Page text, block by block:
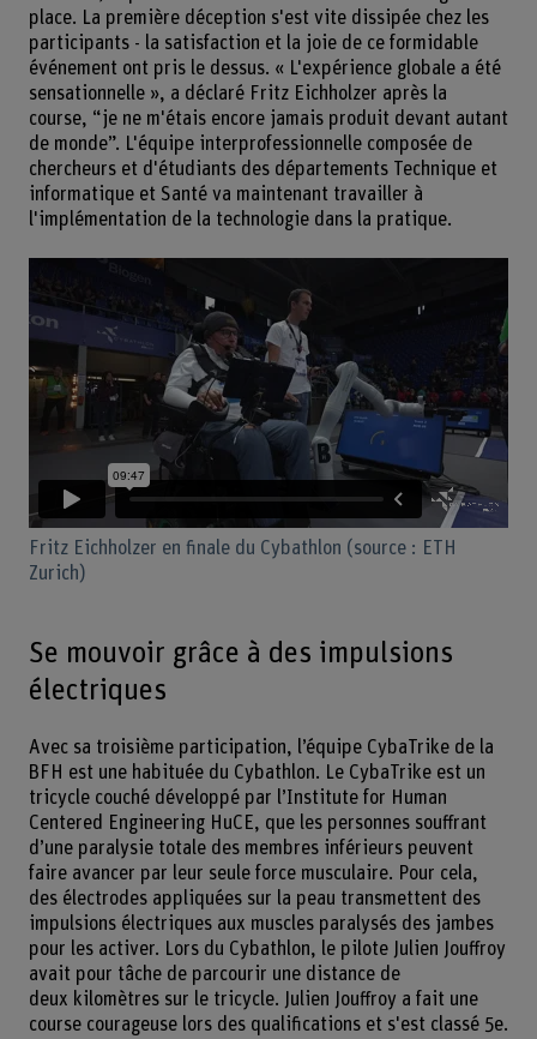
place. La première déception s'est vite dissipée chez les
participants - la satisfaction et la joie de ce formidable
événement ont pris le dessus. « L'expérience globale a été
sensationnelle », a déclaré Fritz Eichholzer après la
course, “je ne m'étais encore jamais produit devant autant
de monde”. L'équipe interprofessionnelle composée de
chercheurs et d'étudiants des départements Technique et
informatique et Santé va maintenant travailler à
l'implémentation de la technologie dans la pratique.
Fritz Eichholzer en finale du Cybathlon (source : ETH
Zurich)
Se mouvoir grâce à des impulsions
électriques
Avec sa troisième participation, l’équipe CybaTrike de la
BFH est une habituée du Cybathlon. Le CybaTrike est un
tricycle couché développé par l’Institute for Human
Centered Engineering HuCE, que les personnes souffrant
d’une paralysie totale des membres inférieurs peuvent
faire avancer par leur seule force musculaire. Pour cela,
des électrodes appliquées sur la peau transmettent des
impulsions électriques aux muscles paralysés des jambes
pour les activer. Lors du Cybathlon, le pilote Julien Jouffroy
avait pour tâche de parcourir une distance de
deux kilomètres sur le tricycle. Julien Jouffroy a fait une
course courageuse lors des qualifications et s'est classé 5e.